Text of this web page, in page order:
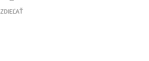
ZDIEĽAŤ